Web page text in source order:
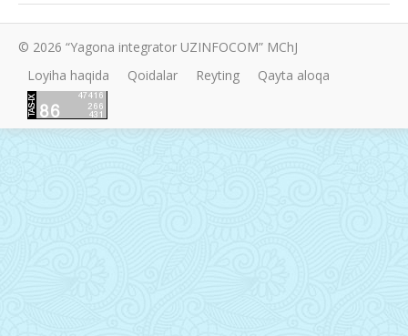
© 2026 “Yagona integrator UZINFOCOM” MChJ
Loyiha haqida
Qoidalar Reyting Qayta aloqa